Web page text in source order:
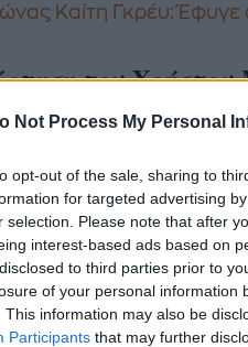
Not Process My Personal
opt-out of the sale, sharing to
for targeted advertising
selection. Please note that after
interest-based ads based on
to third parties prior to
of your personal information
This information may also be
Participants that may further
Καίτη Γκρέυ:
του
υπάρχει σήμερα
Μάστορας, ο
καλλιτεχνική έκφραση,
ένα λιτό αλλά
ούτε λέξη, η εικόνα
τον
ερμηνεύτρια. Ο